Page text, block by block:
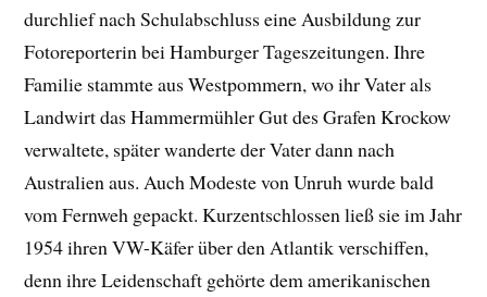
durchlief nach Schulabschluss eine Ausbildung zur
Fotoreporterin bei Hamburger Tageszeitungen. Ihre
Familie stammte aus Westpommern, wo ihr Vater als
Landwirt das Hammermühler Gut des Grafen Krockow
verwaltete, später wanderte der Vater dann nach
Australien aus. Auch Modeste von Unruh wurde bald
vom Fernweh gepackt. Kurzentschlossen ließ sie im Jahr
1954 ihren VW-Käfer über den Atlantik verschiffen,
denn ihre Leidenschaft gehörte dem amerikanischen